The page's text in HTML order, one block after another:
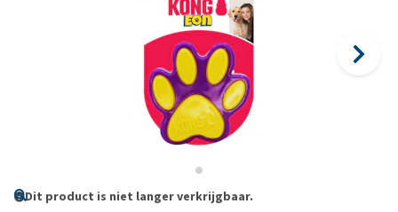
Dit product is niet langer verkrijgbaar.